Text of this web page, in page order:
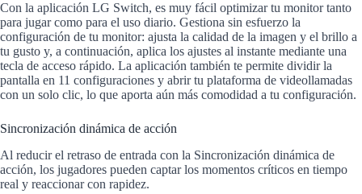
Con la aplicación LG Switch, es muy fácil optimizar tu monitor tanto
para jugar como para el uso diario. Gestiona sin esfuerzo la
configuración de tu monitor: ajusta la calidad de la imagen y el brillo a
tu gusto y, a continuación, aplica los ajustes al instante mediante una
tecla de acceso rápido. La aplicación también te permite dividir la
pantalla en 11 configuraciones y abrir tu plataforma de videollamadas
con un solo clic, lo que aporta aún más comodidad a tu configuración.
Sincronización dinámica de acción
Al reducir el retraso de entrada con la Sincronización dinámica de
acción, los jugadores pueden captar los momentos críticos en tiempo
real y reaccionar con rapidez.